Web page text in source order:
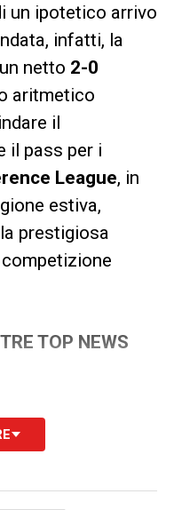
un ipotetico arrivo
infatti, la
netto 2-0
aritmetico
il
il pass per i
League, in
estiva,
prestigiosa
TOP NEWS